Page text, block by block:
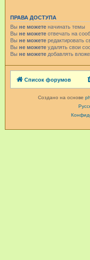
ПРАВА ДОСТУПА
Вы не можете начинать темы
Вы не можете отвечать на
Вы не можете редактировать
Вы не можете удалять свои
Вы не можете добавлять
Список форумов
Создано на основе